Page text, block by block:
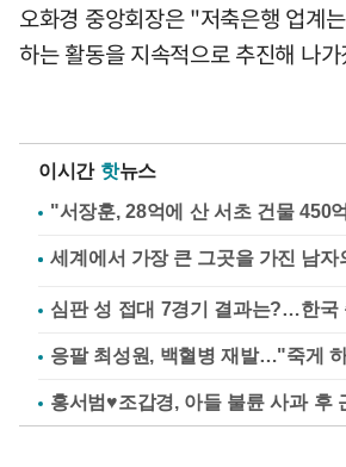
오화경 중앙회장은 "저축은행 업계
하는 활동을 지속적으로 추진해 나
이시간 핫뉴스
"서장훈, 28억에 산 서초 건물 450
심판 성 접대 7경기 결과는?…한국
응팔 최성원, 백혈병 재발…"죽게
홍서범♥조갑경, 아들 불륜 사과 후